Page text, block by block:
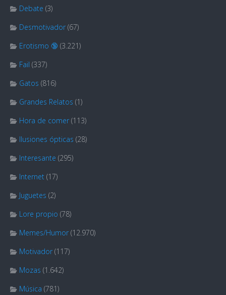
Debate (3)
Desmotivador (67)
Erotismo 🔞 (3.221)
Fail (337)
Gatos (816)
Grandes Relatos (1)
Hora de comer (113)
Ilusiones ópticas (28)
Interesante (295)
Internet (17)
Juguetes (2)
Lore propio (78)
Memes/Humor (12.970)
Motivador (117)
Mozas (1.642)
Música (781)